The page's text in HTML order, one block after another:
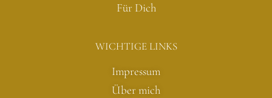
Für Dich
WICHTIGE LINKS
Impressum
Über mich